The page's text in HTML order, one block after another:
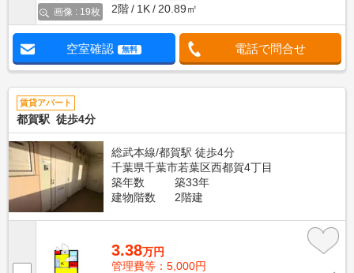
画像 : 19枚
2階
1K 20.89㎡
空室確認 無料 電話で問合せ
賃貸アパート
都賀駅 徒歩4分
総武本線/都賀駅 徒歩4分
千葉県千葉市若葉区西都賀4丁目
築年数
築33年
建物階数
2階建
3.38万円
管理費等：5,000円